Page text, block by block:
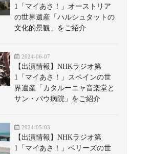
1「マイあさ！」オーストリア
の世界遺産「ハルシュタットの
文化的景観」をご紹介
2024-06-07
【出演情報】NHKラジオ第
1「マイあさ！」スペインの世
界遺産「カタルーニャ音楽堂と
サン・パウ病院」をご紹介
2024-05-03
【出演情報】NHKラジオ第
1「マイあさ！」ベリーズの世